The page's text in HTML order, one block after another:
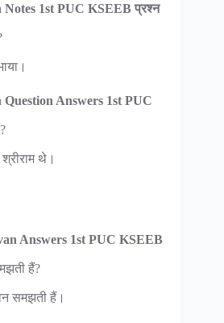
1st PUC KSEEB प्रश्न
Answers 1st PUC
थे।
Answers 1st PUC KSEEB
हैं?
समझती हैं।